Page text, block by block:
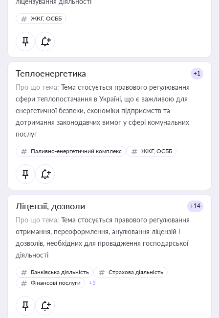
ЖКГ, ОСББ
Теплоенергетика +1
Про що тема: Тема стосується правового регулювання
сфери теплопостачання в Україні, що є важливою для
енергетичної безпеки, економіки підприємств та
дотримання законодавчих вимог у сфері комунальних
послуг
Паливно-енергетичний комплекс ЖКГ, ОСББ
Ліцензії, дозволи +14
Про що тема: Тема стосується правового регулювання
отримання, переоформлення, анулювання ліцензій і
дозволів, необхідних для провадження господарської
діяльності
Банківська діяльність
Страхова діяльність
Фінансові послуги
+5